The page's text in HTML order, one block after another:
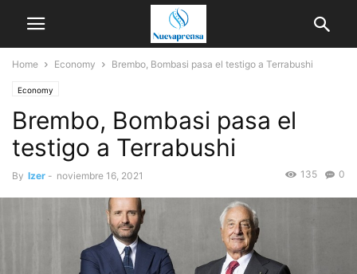
Home Economy Brembo, Bombasi pasa el testigo a Terrabushi
Economy
Brembo, Bombasi pasa el
testigo a Terrabushi
By Izer - noviembre 16, 2021 0
135